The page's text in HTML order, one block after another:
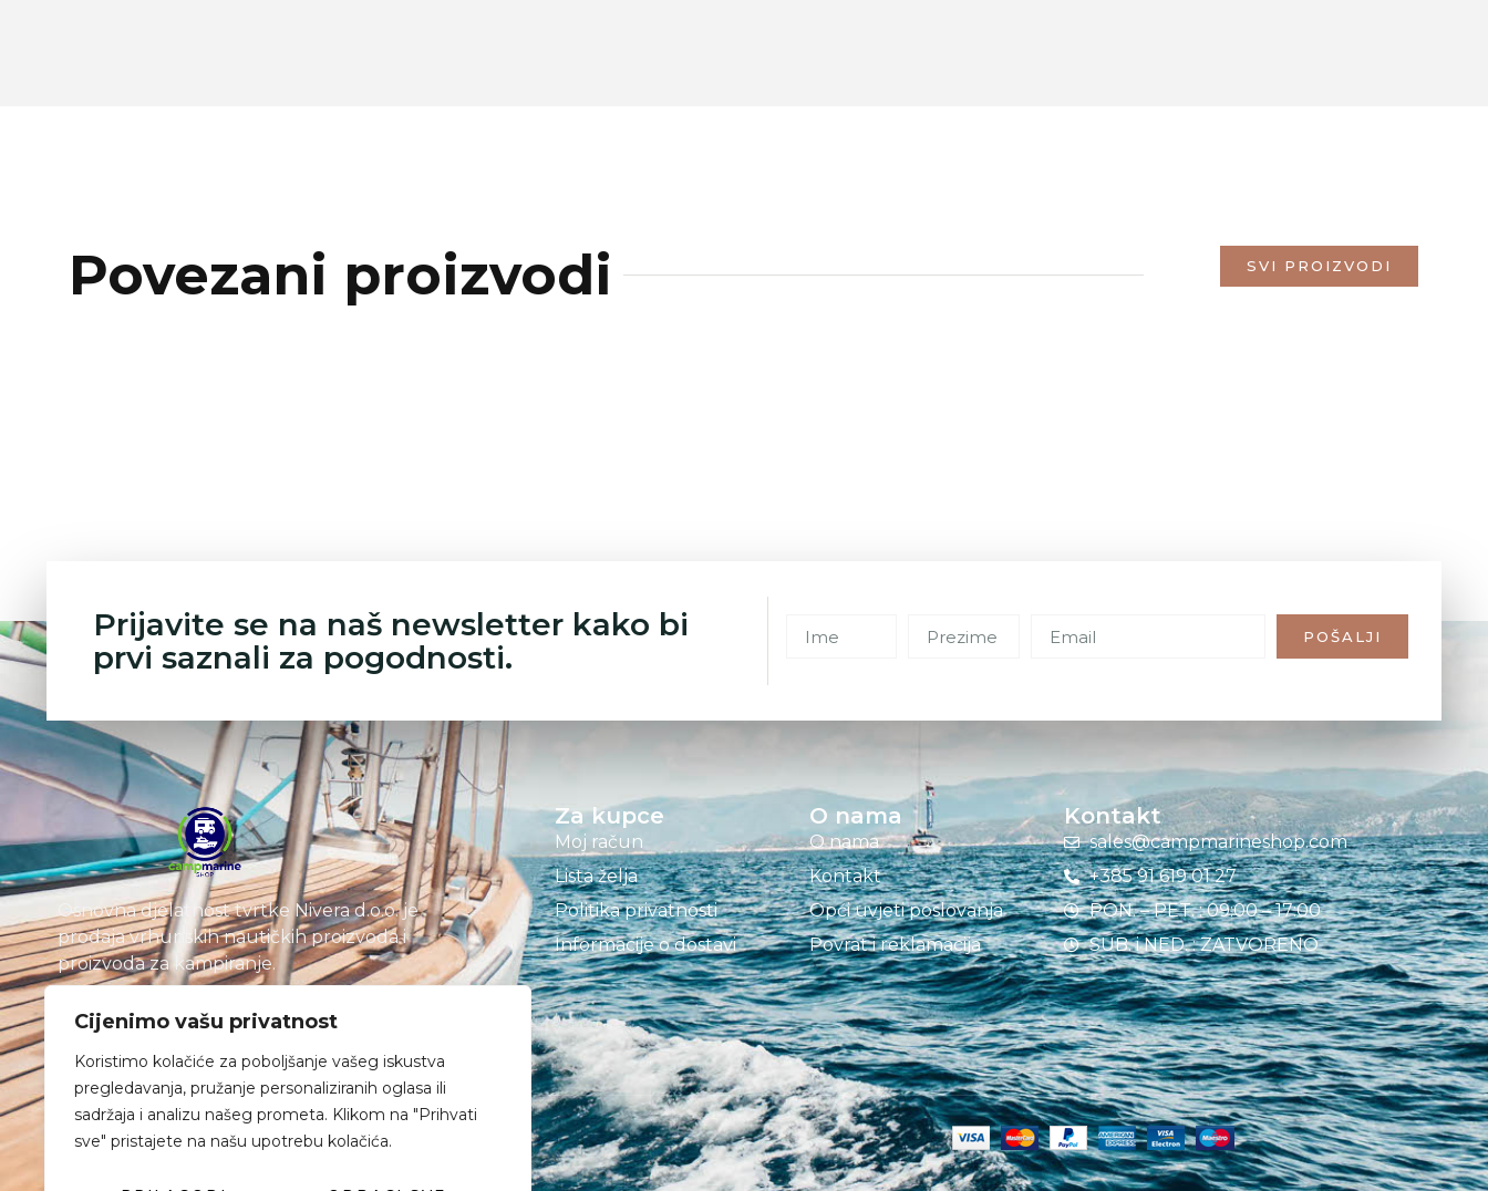
Cijenimo vašu privatnost
Koristimo kolačiće za poboljšanje vašeg iskustva
pregledavanja, pružanje personaliziranih oglasa ili
sadržaja i analizu našeg prometa. Klikom na "Prihvati
sve" pristajete na našu upotrebu kolačića.
Povezani proizvodi SVI PROIZVODI
Prijavite se na naš newsletter kako bi
prvi saznali za pogodnosti.
POŠALJI
Osnovna djelatnost tvrtke Nivera d.o.o. je
prodaja vrhunskih nautičkih proizvoda i
proizvoda za kampiranje.
Za kupce
Moj račun
Lista želja
Politika privatnosti
Informacije o dostavi
O nama
O nama
Kontakt
Opći uvjeti poslovanja
Povrat i reklamacija
Kontakt
sales@campmarineshop.com
+385 91 619 01 27
PON. – PET. : 09:00 – 17:00
SUB. i NED. : ZATVORENO